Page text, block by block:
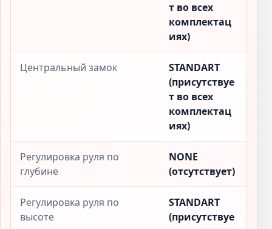
т во всех
комплектац
иях)
Центральный замок
STANDART
(присутствуе
т во всех
комплектац
иях)
Регулировка руля по
глубине
NONE
(отсутствует)
Регулировка руля по
высоте
STANDART
(присутствуе